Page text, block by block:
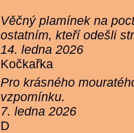
Věčný plamínek na
ostatním, kteří odešli
14. ledna 2026
Kočkařka
Pro krásného
vzpomínku.
7. ledna 2026
D